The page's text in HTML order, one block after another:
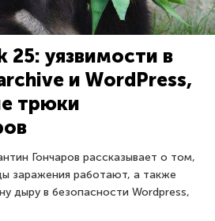
25: уязвимости в
и WordPress,
трюки
Гончаров рассказывает о том,
заражения работают, а также
дыру в безопасности Wordpress,